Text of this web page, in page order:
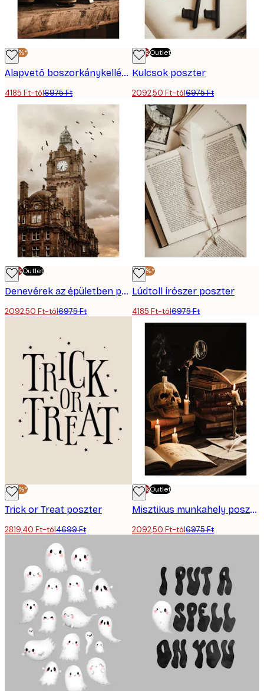
-40%*
Alapvető boszorkánykellékek poszter
4185 Ft-tól6975 Ft
-70%Outlet
Kulcsok poszter
2092,50 Ft-tól6975 Ft
-70%Outlet
Denevérek az épületben poszter
2092,50 Ft-tól6975 Ft
-40%*
Lúdtoll írószer poszter
4185 Ft-tól6975 Ft
-40%*
Trick or Treat poszter
2819,40 Ft-tól4699 Ft
-70%Outlet
Misztikus munkahely poszter
2092,50 Ft-tól6975 Ft